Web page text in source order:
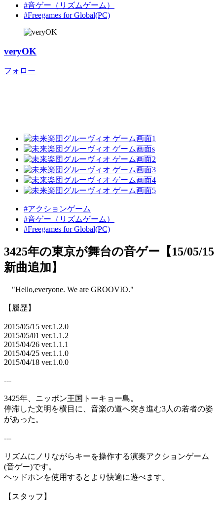
#音ゲー（リズムゲーム）
#Freegames for Global(PC)
veryOK
フォロー
#アクションゲーム
#音ゲー（リズムゲーム）
#Freegames for Global(PC)
3425年の東京が舞台の音ゲー【15/05/15
新曲追加】
"Hello,everyone. We are GROOVIO."
【履歴】
2015/05/15 ver.1.2.0
2015/05/01 ver.1.1.2
2015/04/26 ver.1.1.1
2015/04/25 ver.1.1.0
2015/04/18 ver.1.0.0
---
3425年、ニッポン王国トーキョー島。
停滞した文明を横目に、音楽の道へ突き進む3人の若者の姿
があった。
---
リズムにノリながらキーを操作する演奏アクションゲーム
(音ゲー)です。
ヘッドホンを使用するとより快適に遊べます。
【スタッフ】